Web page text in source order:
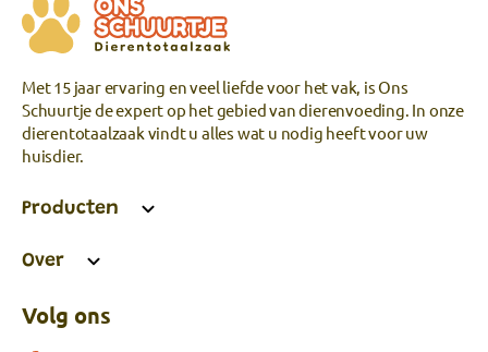
Met 15 jaar ervaring en veel liefde voor het vak, is Ons
Schuurtje de expert op het gebied van dierenvoeding. In onze
dierentotaalzaak vindt u alles wat u nodig heeft voor uw
huisdier.
Producten
Over
Volg ons